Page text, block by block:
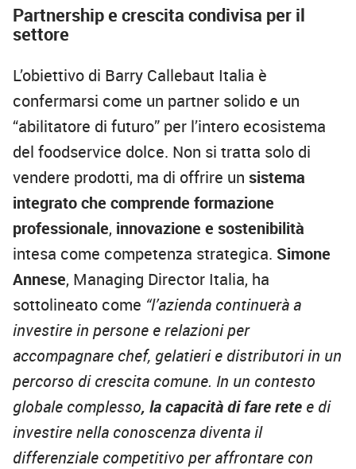
Partnership e crescita condivisa per il
settore
L’obiettivo di Barry Callebaut Italia è
confermarsi come un partner solido e un
“abilitatore di futuro” per l’intero ecosistema
del foodservice dolce. Non si tratta solo di
vendere prodotti, ma di offrire un sistema
integrato che comprende formazione
professionale, innovazione e sostenibilità
intesa come competenza strategica. Simone
Annese, Managing Director Italia, ha
sottolineato come “l’azienda continuerà a
investire in persone e relazioni per
accompagnare chef, gelatieri e distributori in un
percorso di crescita comune. In un contesto
globale complesso, la capacità di fare rete e di
investire nella conoscenza diventa il
differenziale competitivo per affrontare con